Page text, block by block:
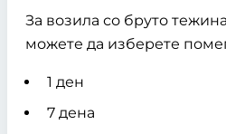
За возила со бруто
можете да изберете
1 ден
7 дена